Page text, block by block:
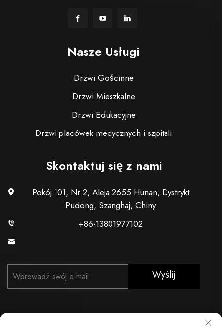
Nasze Usługi
Drzwi Gościnne
Drzwi Mieszkalne
Drzwi Edukacyjne
Drzwi placówek medycznych i szpitali
Skontaktuj się z nami
Pokój 101, Nr 2, Aleja 2655 Hunan, Dystrykt
Pudong, Szanghaj, Chiny
+86-13801977102
Wyślij